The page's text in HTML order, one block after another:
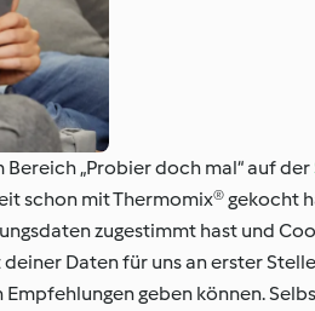
„Probier doch mal“ auf der
schon mit Thermomix® gekocht
zugestimmt hast und
Daten für uns an erster
geben können.